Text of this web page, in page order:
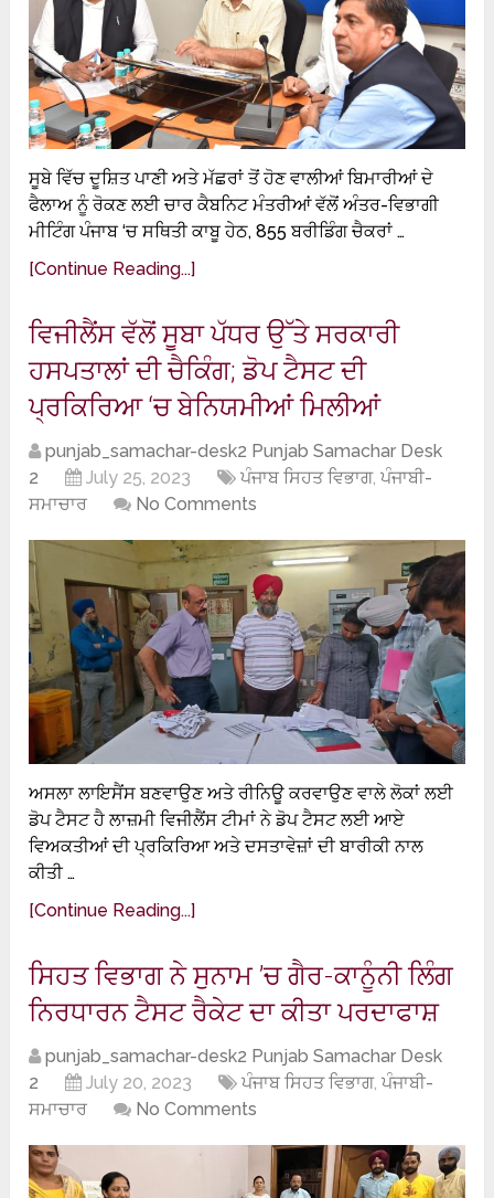
ਸੂਬੇ ਵਿੱਚ ਦੂਸ਼ਿਤ ਪਾਣੀ ਅਤੇ ਮੱਛਰਾਂ ਤੋਂ ਹੋਣ ਵਾਲੀਆਂ ਬਿਮਾਰੀਆਂ ਦੇ
ਫੈਲਾਅ ਨੂੰ ਰੋਕਣ ਲਈ ਚਾਰ ਕੈਬਨਿਟ ਮੰਤਰੀਆਂ ਵੱਲੋਂ ਅੰਤਰ-ਵਿਭਾਗੀ
ਮੀਟਿੰਗ ਪੰਜਾਬ ‘ਚ ਸਥਿਤੀ ਕਾਬੂ ਹੇਠ, 855 ਬਰੀਡਿੰਗ ਚੈਕਰਾਂ …
[Continue Reading...]
ਵਿਜੀਲੈਂਸ ਵੱਲੋਂ ਸੂਬਾ ਪੱਧਰ ਉੱਤੇ ਸਰਕਾਰੀ
ਹਸਪਤਾਲਾਂ ਦੀ ਚੈਕਿੰਗ; ਡੋਪ ਟੈਸਟ ਦੀ
ਪ੍ਰਕਿਰਿਆ ‘ਚ ਬੇਨਿਯਮੀਆਂ ਮਿਲੀਆਂ
punjab_samachar-desk2 Punjab Samachar Desk
2
July 25, 2023 ਪੰਜਾਬ ਸਿਹਤ ਵਿਭਾਗ,ਪੰਜਾਬੀ-
ਸਮਾਚਾਰ
No Comments
ਅਸਲਾ ਲਾਇਸੈਂਸ ਬਣਵਾਉਣ ਅਤੇ ਰੀਨਿਊ ਕਰਵਾਉਣ ਵਾਲੇ ਲੋਕਾਂ ਲਈ
ਡੋਪ ਟੈਸਟ ਹੈ ਲਾਜ਼ਮੀ ਵਿਜੀਲੈਂਸ ਟੀਮਾਂ ਨੇ ਡੋਪ ਟੈਸਟ ਲਈ ਆਏ
ਵਿਅਕਤੀਆਂ ਦੀ ਪ੍ਰਕਿਰਿਆ ਅਤੇ ਦਸਤਾਵੇਜ਼ਾਂ ਦੀ ਬਾਰੀਕੀ ਨਾਲ
ਕੀਤੀ …
[Continue Reading...]
ਸਿਹਤ ਵਿਭਾਗ ਨੇ ਸੁਨਾਮ ’ਚ ਗੈਰ-ਕਾਨੂੰਨੀ ਲਿੰਗ
ਨਿਰਧਾਰਨ ਟੈਸਟ ਰੈਕੇਟ ਦਾ ਕੀਤਾ ਪਰਦਾਫਾਸ਼
punjab_samachar-desk2 Punjab Samachar Desk
2
July 20, 2023 ਪੰਜਾਬ ਸਿਹਤ ਵਿਭਾਗ,ਪੰਜਾਬੀ-
ਸਮਾਚਾਰ
No Comments